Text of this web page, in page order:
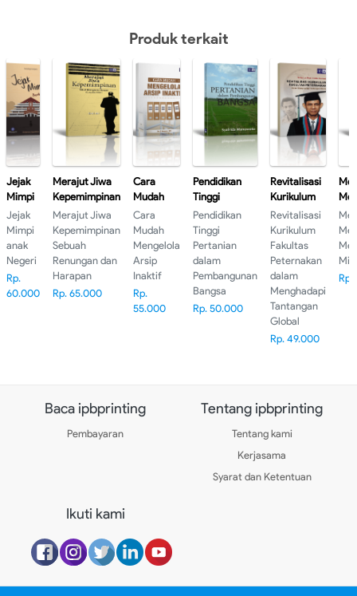
Produk terkait
Jejak
Mimpi
anak
Negeri
Jejak
Mimpi
anak
Negeri
Rp.
60.000
Merajut Jiwa
Kepemimpinan
Sebuah
Renungan dan
Harapan
Merajut Jiwa
Kepemimpinan
Sebuah
Renungan dan
Harapan
Rp. 65.000
Cara
Mudah
Mengelola
Arsip
Inaktif
Cara
Mudah
Mengelola
Arsip
Inaktif
Rp.
55.000
Pendidikan
Tinggi
Pertanian
dalam
Pembangunan
Bangsa
Pendidikan
Tinggi
Pertanian
dalam
Pembangunan
Bangsa
Rp. 50.000
Revitalisasi
Kurikulum
Fakultas
Peternakan
dalam
Menghadapi
Tantangan
Global
Revitalisasi
Kurikulum
Fakultas
Peternakan
dalam
Menghadapi
Tantangan
Global
Rp. 49.000
Rp.
Baca ipbprinting
Pembayaran
Tentang ipbprinting
Tentang kami
Kerjasama
Syarat dan Ketentuan
Ikuti kami